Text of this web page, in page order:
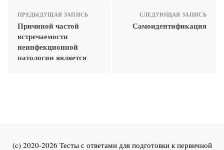
ПРЕДЫДУЩАЯ ЗАПИСЬ
Причиной частой
встречаемости
неинфекционной
патологии является
СЛЕДУЮЩАЯ ЗАПИСЬ
Самоидентификация
(c) 2020-2026 Тесты с ответами для подготовки к первичной